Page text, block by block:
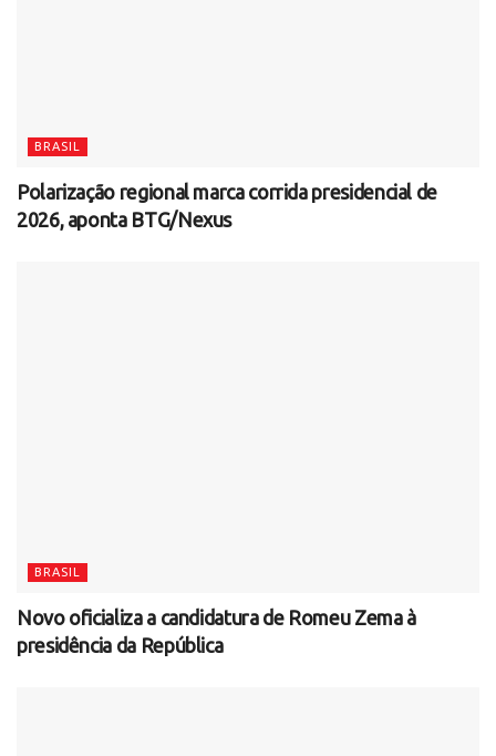
BRASIL
Polarização regional marca corrida presidencial de
2026, aponta BTG/Nexus
BRASIL
Novo oficializa a candidatura de Romeu Zema à
presidência da República